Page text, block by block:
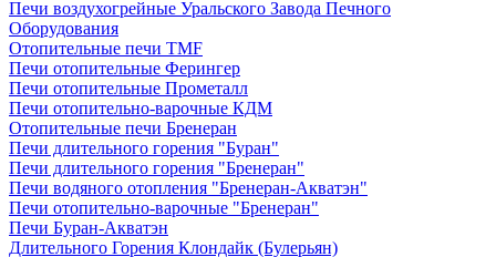
Печи воздухогрейные Уральского Завода Печного
Оборудования
Отопительные печи TMF
Печи отопительные Ферингер
Печи отопительные Прометалл
Печи отопительно-варочные КДМ
Отопительные печи Бренеран
Печи длительного горения "Буран"
Печи длительного горения "Бренеран"
Печи водяного отопления "Бренеран-Акватэн"
Печи отопительно-варочные "Бренеран"
Печи Буран-Акватэн
Длительного Горения Клондайк (Булерьян)